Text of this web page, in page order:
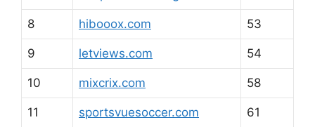
8 hibooox.com 53
9 letviews.com 54
10 mixcrix.com 58
11 sportsvuesoccer.com 61